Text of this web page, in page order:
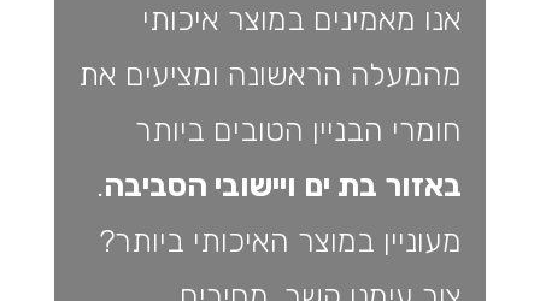
אנו מאמינים במוצר איכותי
מהמעלה הראשונה ומציעים את
חומרי הבניין הטובים ביותר
באזור בת ים ויישובי הסביבה.
מעוניין במוצר האיכותי ביותר?